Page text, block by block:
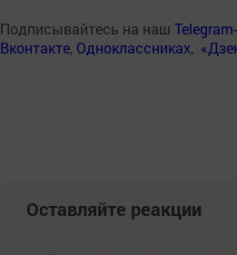
Подписывайтесь на наш
Вконтакте, Одноклассниках,
Оставляйте реакции